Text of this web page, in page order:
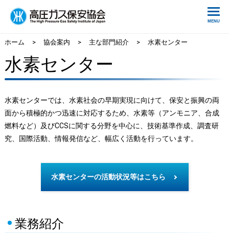
ホーム > 協会案内 > 主な部門紹介 > 水素センター
水素センター
水素センターでは、水素社会の早期実現に向けて、保安と振興の両
面から積極的かつ迅速に対応するため、水素等（アンモニア、合成
燃料など）及びCCSに関する分野を中心に、技術基準作成、調査研
究、国際活動、情報発信など、幅広く活動を行っています。
水素センターの活動状況等はこちら
業務紹介